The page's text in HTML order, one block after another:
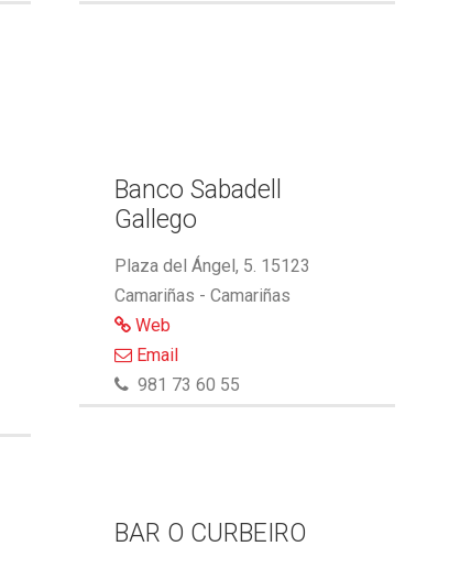
Banco Sabadell
Gallego
Plaza del Ángel, 5. 15123
Camariñas - Camariñas
Web
Email
981 73 60 55
BAR O CURBEIRO